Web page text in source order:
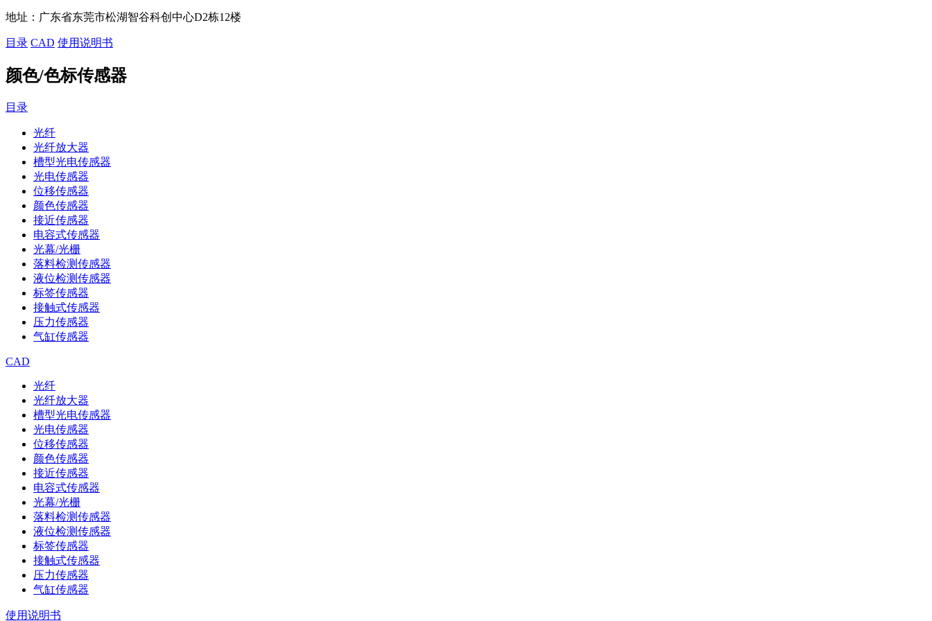
地址： 广东省东莞市松湖智谷科创中心D2栋12楼
目录 CAD 使用说明书
颜色/色标传感器
目录
光纤
光纤放大器
槽型光电传感器
光电传感器
位移传感器
颜色传感器
接近传感器
电容式传感器
光幕/光栅
落料检测传感器
液位检测传感器
标签传感器
接触式传感器
压力传感器
气缸传感器
CAD
光纤
光纤放大器
槽型光电传感器
光电传感器
位移传感器
颜色传感器
接近传感器
电容式传感器
光幕/光栅
落料检测传感器
液位检测传感器
标签传感器
接触式传感器
压力传感器
气缸传感器
使用说明书